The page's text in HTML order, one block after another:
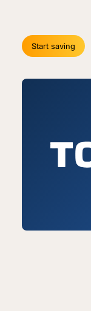
Start saving